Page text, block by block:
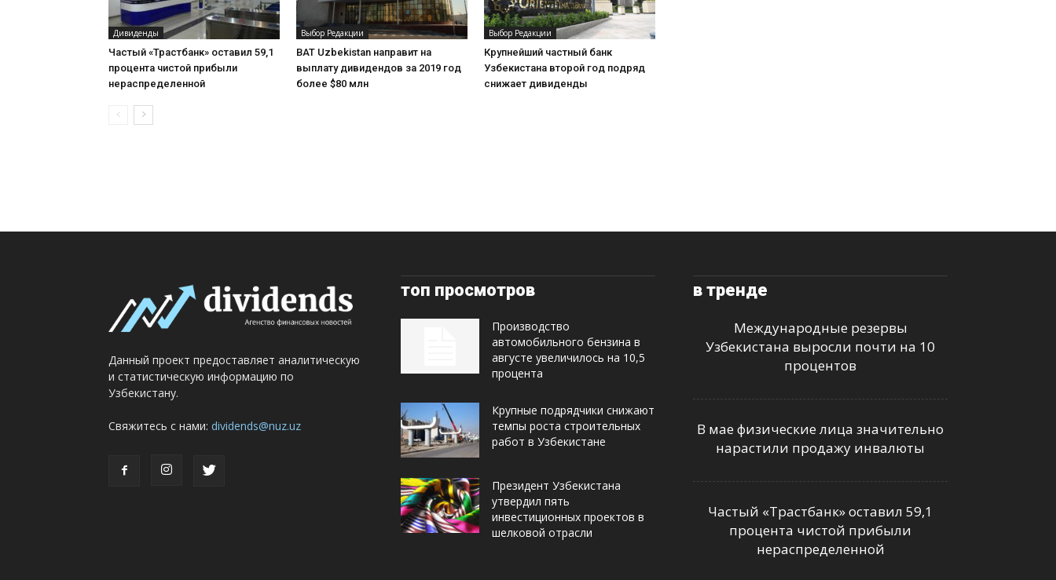
Дивиденды
Частый «Трастбанк» оставил 59,1
процента чистой прибыли
нераспределенной
Выбор Редакции
BAT Uzbekistan направит на
выплату дивидендов за 2019 год
более $80 млн
Выбор Редакции
Крупнейший частный банк
Узбекистана второй год подряд
снижает дивиденды
Данный проект предоставляет аналитическую
и статистическую информацию по
Узбекистану.
Свяжитесь с нами: dividends@nuz.uz
топ просмотров
Производство
автомобильного бензина в
августе увеличилось на 10,5
процента
Крупные подрядчики снижают
темпы роста строительных
работ в Узбекистане
Президент Узбекистана
утвердил пять
инвестиционных проектов в
шелковой отрасли
в тренде
Международные резервы
Узбекистана выросли почти на 10
процентов
В мае физические лица значительно
нарастили продажу инвалюты
Частый «Трастбанк» оставил 59,1
процента чистой прибыли
нераспределенной